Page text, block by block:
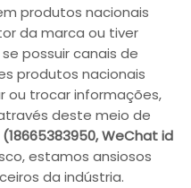
produtos nacionais
da marca ou tiver
possuir canais de
produtos nacionais
ou trocar informações,
deste meio de
WeChat id
estamos ansiosos
da indústria.